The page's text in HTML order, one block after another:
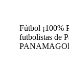
Fútbol ¡100%
futbolistas de